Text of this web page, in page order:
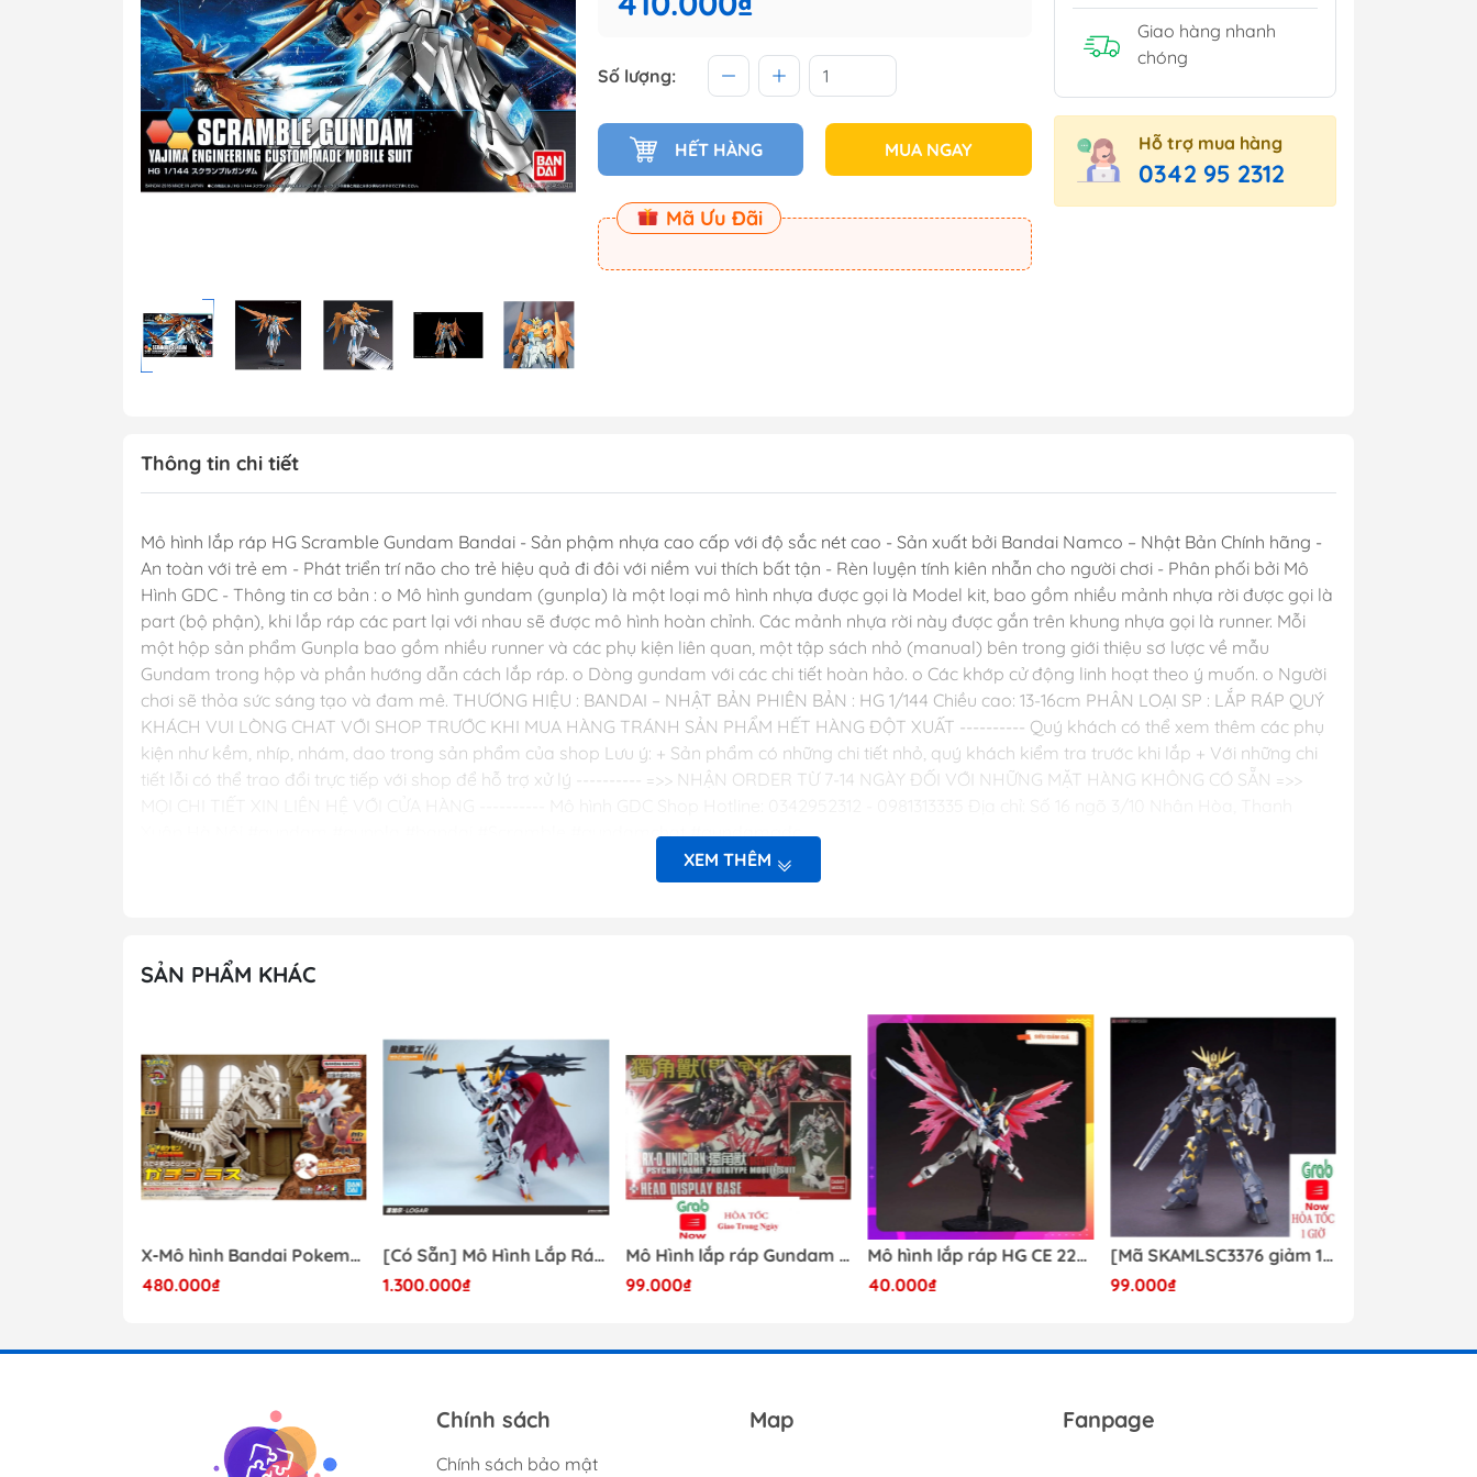
MG 1/100 Gundam (Master
Grade)
MGEX Gundam ( Master
Grade Ver.ka)
PG Gundam (Perfect
Grade)
Mega Size Gundam
Gundam Jijia
Dụng Cụ Stedi
Sơn Jumpwind
Dụng Cụ Ustar - Phụ Kiện
Mô Hình
Phụ kiện Tamiya
Bút kẻ ( tô, bút lông, cọ)
Sơn, Dụng Cụ Mr Hobby
Sơn Vallejo Tây Ba Nha
Số lượng:
HẾT HÀNG MUA NGAY
Mã Ưu Đãi
Giao hàng nhanh
chóng
Hỗ trợ mua hàng
0342 95 2312
Thông tin chi tiết
Mô hình lắp ráp HG Scramble Gundam Bandai - Sản phậm nhựa cao cấp với độ sắc nét cao - Sản xuất bởi Bandai Namco – Nhật Bản Chính hãng -
An toàn với trẻ em - Phát triển trí não cho trẻ hiệu quả đi đôi với niềm vui thích bất tận - Rèn luyện tính kiên nhẫn cho người chơi - Phân phối bởi Mô
Hình GDC - Thông tin cơ bản : o Mô hình gundam (gunpla) là một loại mô hình nhựa được gọi là Model kit, bao gồm nhiều mảnh nhựa rời được gọi là
part (bộ phận), khi lắp ráp các part lại với nhau sẽ được mô hình hoàn chỉnh. Các mảnh nhựa rời này được gắn trên khung nhựa gọi là runner. Mỗi
một hộp sản phẩm Gunpla bao gồm nhiều runner và các phụ kiện liên quan, một tập sách nhỏ (manual) bên trong giới thiệu sơ lược về mẫu
Gundam trong hộp và phần hướng dẫn cách lắp ráp. o Dòng gundam với các chi tiết hoàn hảo. o Các khớp cử động linh hoạt theo ý muốn. o Người
chơi sẽ thỏa sức sáng tạo và đam mê. THƯƠNG HIỆU : BANDAI – NHẬT BẢN PHIÊN BẢN : HG 1/144 Chiều cao: 13-16cm PHÂN LOẠI SP : LẮP RÁP QUÝ
KHÁCH VUI LÒNG CHAT VỚI SHOP TRƯỚC KHI MUA HÀNG TRÁNH SẢN PHẨM HẾT HÀNG ĐỘT XUẤT ---------- Quý khách có thể xem thêm các phụ
kiện như kềm, nhíp, nhám, dao trong sản phẩm của shop Lưu ý: + Sản phẩm có những chi tiết nhỏ, quý khách kiểm tra trước khi lắp + Với những chi
tiết lỗi có thể trao đổi trực tiếp với shop để hỗ trợ xử lý ---------- =>> NHẬN ORDER TỪ 7-14 NGÀY ĐỐI VỚI NHỮNG MẶT HÀNG KHÔNG CÓ SẴN =>>
Xuân Hà Nội #gundam #gunpla #bandai #Scramble #gundamchat #gundamgdc
XEM THÊM
SẢN PHẨM KHÁC
X-Mô hình Bandai Pokemon PLAMO COLLECTION Fossil Pokemon Series Tyrantrum
480.000₫
[Có Sẵn] Mô Hình Lắp Ráp 1/60 Barbatos Logar Wolf Remains Meavy Industries
1.300.000₫
Mô Hình lắp ráp Gundam HG RX-0 Unicorn Gundam Destroy Mode 100 Daban
99.000₫
Mô hình lắp ráp HG CE 224 Destiny Revive Daban [TẶNG WING EFFECT]
40.000₫
[Mã SKAMLSC3376 giảm 10% đơn 100K] Mô Hình lắp ráp Gundam HG Unicorn Gundam 02 Banshee (Destroy Mode) 134 Daban
99.000₫
Chính sách
Chính sách bảo mật
Map Fanpage